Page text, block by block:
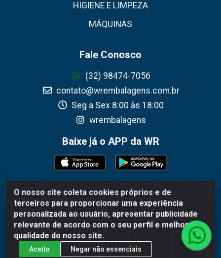
O nosso site coleta cookies próprios e de
terceiros para proporcionar uma experiência
personalizada ao usuário, apresentar publicidade
relevante de acordo com o seu perfil e melhorar a
qualidade do nosso site.
Aceito Negar não essenciais
HIGIENE E LIMPEZA
MÁQUINAS
Fale Conosco
(32) 98474-7056
contato@wrembalagens.com.br
Seg a Sex 8:00 às 18:00
wrembalagens
Baixe já o APP da WR
WR Embalagens - R. Cel. Teodoro Gomes de Araújo, 1360 -
Grogotó - Barbacena / MG - CEP 36202-628 - CNPJ
02.692.206/0001-55